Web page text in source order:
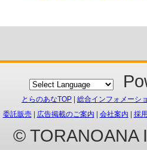
とらのあなTOP
総合インフォメーシ
委託販売| 広告掲載のご案内 会社案内 採
© TORANOANA